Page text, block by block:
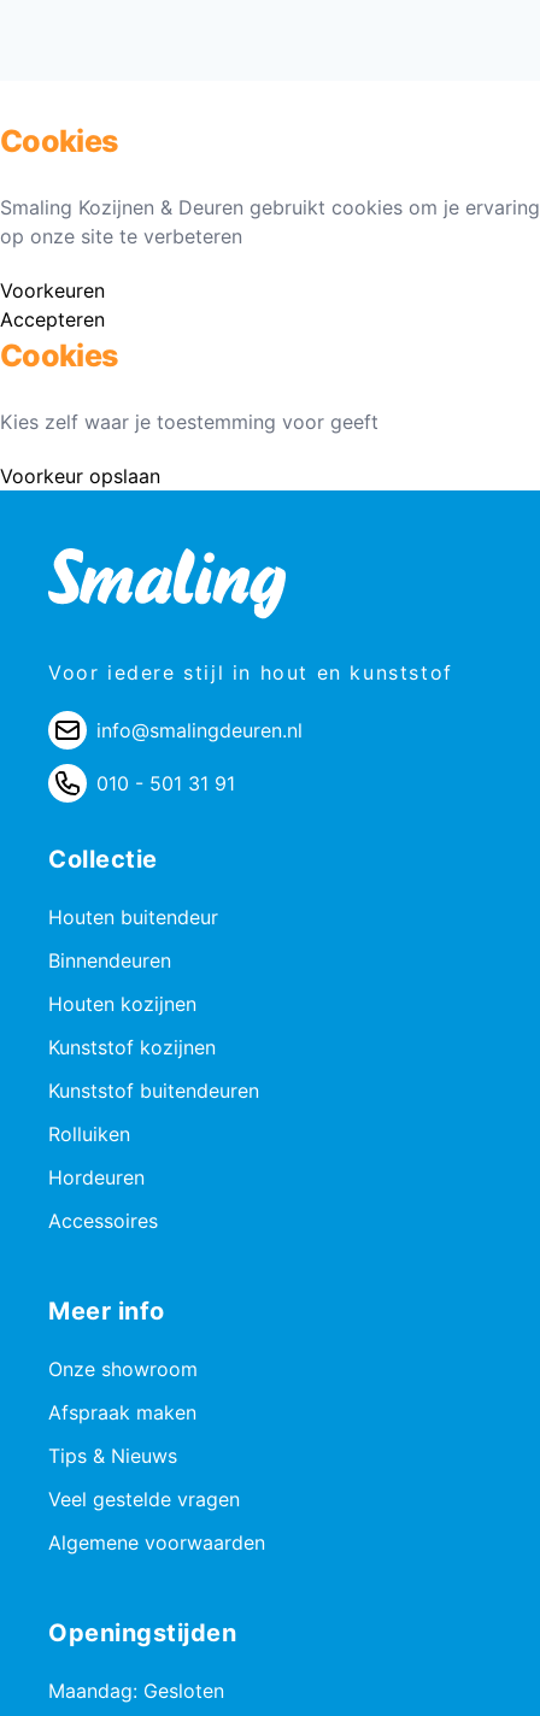
Cookies
Smaling Kozijnen & Deuren gebruikt cookies om je ervaring
op onze site te verbeteren
Voorkeuren
Accepteren
Cookies
Kies zelf waar je toestemming voor geeft
Voorkeur opslaan
Voor iedere stijl in hout en kunststof
info@smalingdeuren.nl
010 - 501 31 91
Collectie
Houten buitendeur
Binnendeuren
Houten kozijnen
Kunststof kozijnen
Kunststof buitendeuren
Rolluiken
Hordeuren
Accessoires
Meer info
Onze showroom
Afspraak maken
Tips & Nieuws
Veel gestelde vragen
Algemene voorwaarden
Openingstijden
Maandag: Gesloten